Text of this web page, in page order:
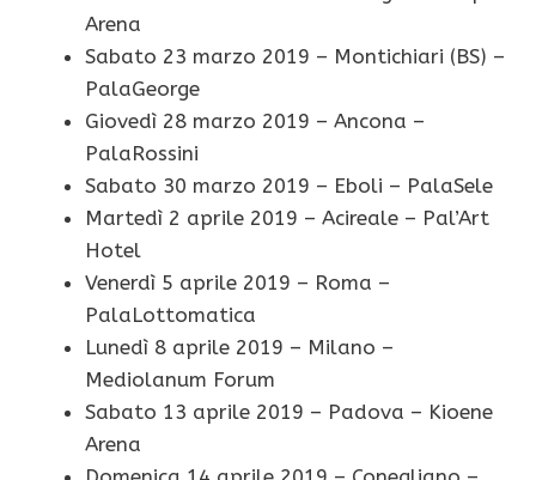
Arena
Sabato 23 marzo 2019 – Montichiari (BS) –
PalaGeorge
Giovedì 28 marzo 2019 – Ancona –
PalaRossini
Sabato 30 marzo 2019 – Eboli – PalaSele
Martedì 2 aprile 2019 – Acireale – Pal’Art
Hotel
Venerdì 5 aprile 2019 – Roma –
PalaLottomatica
Lunedì 8 aprile 2019 – Milano –
Mediolanum Forum
Sabato 13 aprile 2019 – Padova – Kioene
Arena